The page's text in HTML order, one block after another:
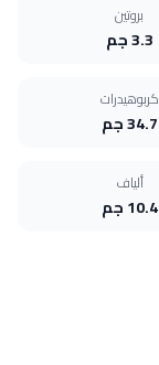
بروتين
3.3 جم
كربوهيدرات
34.7 جم
ألياف
10.4 جم